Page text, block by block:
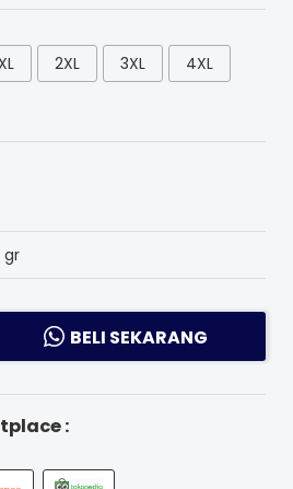
XL 2XL 3XL
4XL
gr
BELI SEKARANG
: